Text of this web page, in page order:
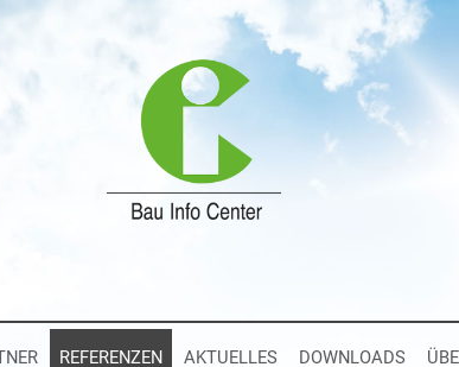
REFERENZEN AKTUELLES DOWNLOADS